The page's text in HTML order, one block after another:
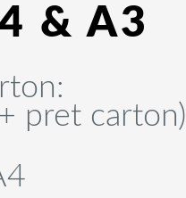
& A3
pret carton)